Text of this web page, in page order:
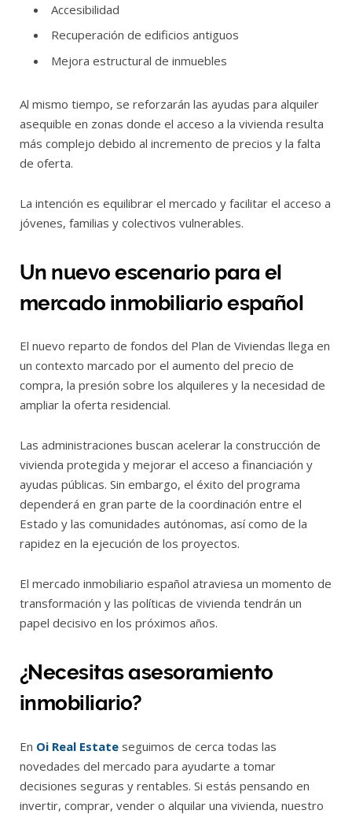
Accesibilidad
Recuperación de edificios antiguos
Mejora estructural de inmuebles
Al mismo tiempo, se reforzarán las ayudas para alquiler
asequible en zonas donde el acceso a la vivienda resulta
más complejo debido al incremento de precios y la falta
de oferta.
La intención es equilibrar el mercado y facilitar el acceso a
jóvenes, familias y colectivos vulnerables.
Un nuevo escenario para el
mercado inmobiliario español
El nuevo reparto de fondos del Plan de Viviendas llega en
un contexto marcado por el aumento del precio de
compra, la presión sobre los alquileres y la necesidad de
ampliar la oferta residencial.
Las administraciones buscan acelerar la construcción de
vivienda protegida y mejorar el acceso a financiación y
ayudas públicas. Sin embargo, el éxito del programa
dependerá en gran parte de la coordinación entre el
Estado y las comunidades autónomas, así como de la
rapidez en la ejecución de los proyectos.
El mercado inmobiliario español atraviesa un momento de
transformación y las políticas de vivienda tendrán un
papel decisivo en los próximos años.
¿Necesitas asesoramiento
inmobiliario?
En Oi Real Estate seguimos de cerca todas las
novedades del mercado para ayudarte a tomar
decisiones seguras y rentables. Si estás pensando en
invertir, comprar, vender o alquilar una vivienda, nuestro